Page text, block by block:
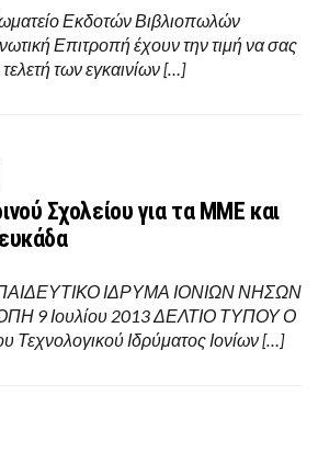
Εκδοτών Βιβλιοπωλών
Επιτροπή έχουν την τιμή να σας
των εγκαινίων […]
Σχολείου για τα ΜΜΕ και
ΙΔΡΥΜΑ ΙΟΝΙΩΝ ΝΗΣΩΝ
9 Ιουλίου 2013 ΔΕΛΤΙΟ ΤΥΠΟΥ Ο
Τεχνολογικού Ιδρύματος Ιονίων […]